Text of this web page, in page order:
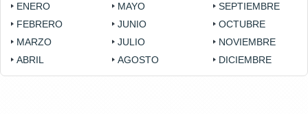
ENERO
FEBRERO
MARZO
ABRIL
MAYO
JUNIO
JULIO
AGOSTO
SEPTIEMBRE
OCTUBRE
NOVIEMBRE
DICIEMBRE